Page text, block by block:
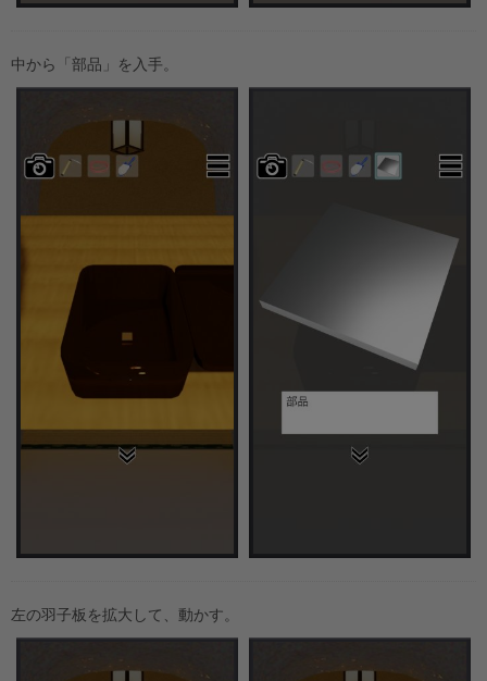
中から「部品」を入手。
左の羽子板を拡大して、動かす。